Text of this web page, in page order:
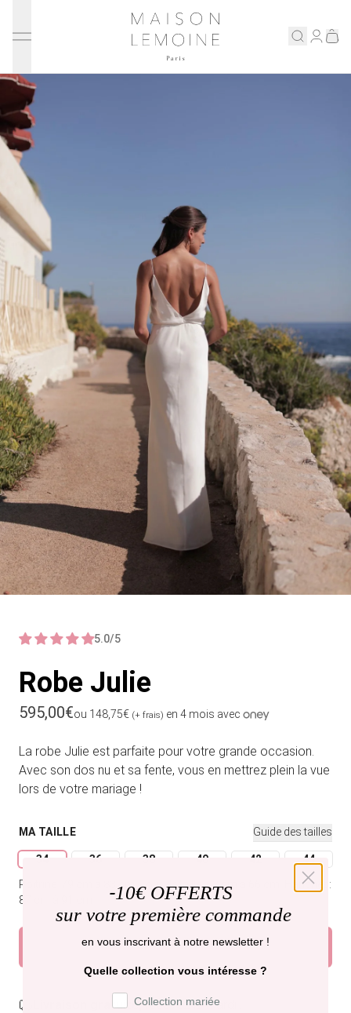
Eshop
Notre maison
Prenons rendez-vous
ENGLISH
Maison Lemoine
5.0/5
Robe Julie
Prix habituel
595,00€ou 148,75€ (+ frais) en 4 mois avec
La robe Julie est parfaite pour votre grande occasion.
Avec son dos nu et sa fente, vous en mettrez plein la vue
lors de votre mariage !
MA TAILLE Guide des tailles
34 36 38
Variante épuisée ou indisponible
40
Variante épuisée ou
42
Variante épuisée
44
Poitrine: 79 cm à 83 cm. Tour de taille: 62 cm à 66 cm.
Hanches:
87 cm à 91 cm.
Ajouter au panier
Livraison gratuite,recevez-la mardi .
-10€ OFFERTS
sur votre première commande
en vous inscrivant à notre newsletter !
Quelle collection vous intéresse ?
Préférence de collection
Collection mariée